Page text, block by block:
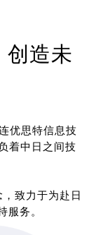
创造未
优思特信息技
着中日之间技
致力于为赴日
务。